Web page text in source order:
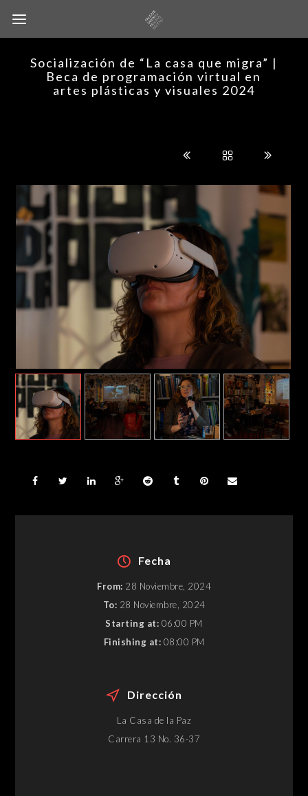
Socialización de “La casa que migra” |
Beca de programación virtual en
artes plásticas y visuales 2024
Fecha
From: 28 Noviembre, 2024
To: 28 Noviembre, 2024
Starting at: 06:00 PM
Finishing at: 08:00 PM
Dirección
La Casa de la Paz
Carrera 13 No. 36-37